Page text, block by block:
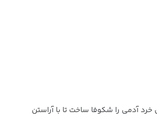
آدمی را شکوفا ساخت تا با آراستن